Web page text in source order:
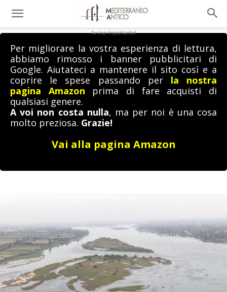
Avviso importante!
Per migliorare la vostra esperienza di lettura,
abbiamo rimosso i banner pubblicitari di
Google. Aiutateci a mantenere il sito così e a
coprire le spese passando per la nostra
pagina Amazon prima di fare acquisti di
qualsiasi genere.
A voi non costa nulla, ma per noi è una cosa
molto preziosa. Grazie!
Vai alla pagina Amazon